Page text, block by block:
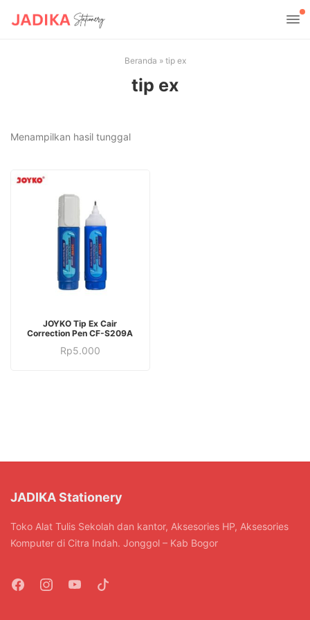
Beranda » tip ex
tip ex
Menampilkan hasil tunggal
JOYKO Tip Ex Cair
Correction Pen CF-S209A
Rp5.000
JADIKA Stationery
Toko Alat Tulis Sekolah dan kantor, Aksesories HP, Aksesories
Komputer di Citra Indah. Jonggol – Kab Bogor